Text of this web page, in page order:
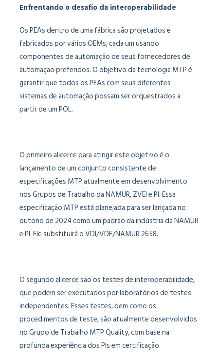
Enfrentando o desafio da interoperabilidade
Os PEAs dentro de uma fábrica são projetados e
fabricados por vários OEMs, cada um usando
componentes de automação de seus fornecedores de
automação preferidos. O objetivo da tecnologia MTP é
garantir que todos os PEAs com seus diferentes
sistemas de automação possam ser orquestrados a
partir de um POL.
O primeiro alicerce para atingir este objetivo é o
lançamento de um conjunto consistente de
especificações MTP atualmente em desenvolvimento
nos Grupos de Trabalho da NAMUR, ZVEI e PI. Essa
especificação MTP está planejada para ser lançada no
outono de 2024 como um padrão da indústria da NAMUR
e PI. Ele substituirá o VDI/VDE/NAMUR 2658.
O segundo alicerce são os testes de interoperabilidade,
que podem ser executados por laboratórios de testes
independentes. Esses testes, bem como os
procedimentos de teste, são atualmente desenvolvidos
no Grupo de Trabalho MTP Quality, com base na
profunda experiência dos PIs em certificação.